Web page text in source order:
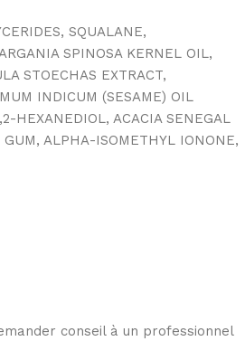
SQUALANE,
SPINOSA KERNEL OIL,
STOECHAS EXTRACT,
INDICUM (SESAME) OIL
HEXANEDIOL, ACACIA SENEGAL
GUM, ALPHA-ISOMETHYL IONONE,
conseil à un professionnel